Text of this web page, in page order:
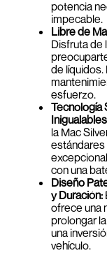
potencia
impecable.
Libre de
Disfruta de
de
esfuerzo.
Tecnología
la Mac
estándares
con una
Diseño
y Duración:
ofrece una
prolongar
una
vehículo.